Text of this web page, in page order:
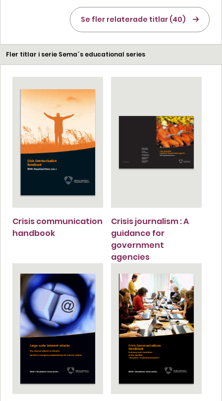
Se fler relaterade titlar (40)
Fler titlar i serie Sema´s educational series
Crisis communication
handbook
Crisis journalism : A
guidance for
government
agencies